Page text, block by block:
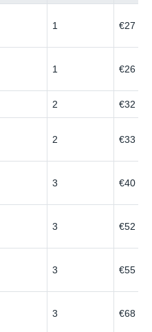
1 €27
1 €26
2 €32
2 €33
3 €40
3 €52
3 €55
3 €68